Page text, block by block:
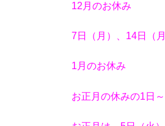
12月のお休み
7日（月）、14日（
1月のお休み
お正月の休みの1日